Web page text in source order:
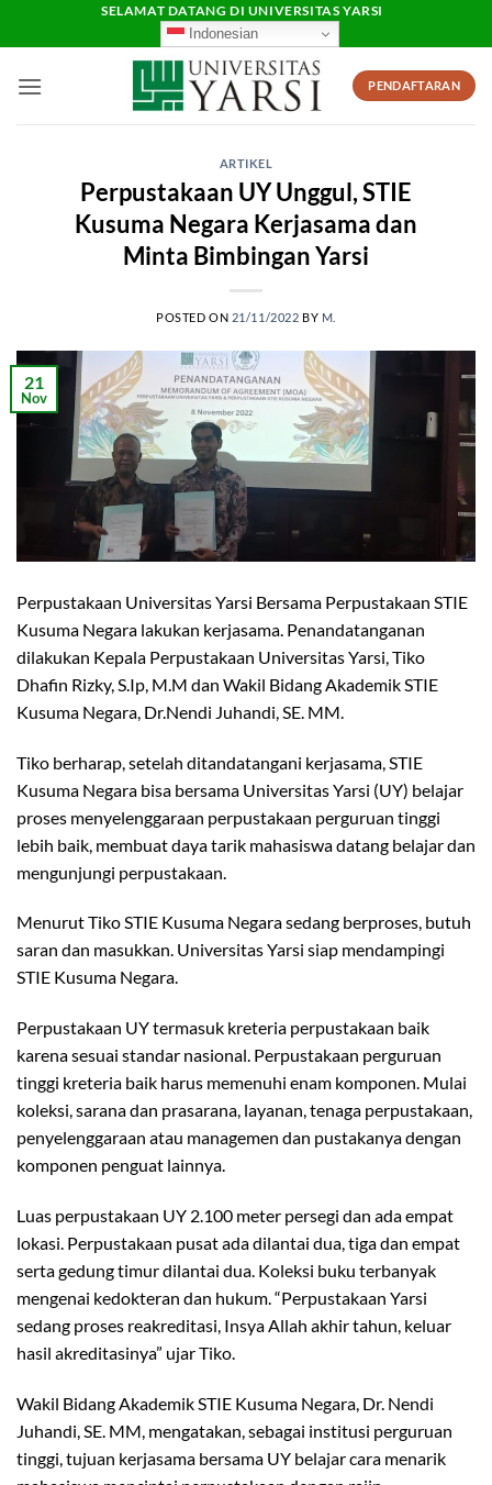
SELAMAT DATANG DI UNIVERSITAS YARSI
Indonesian
PENDAFTARAN
ARTIKEL
Perpustakaan UY Unggul, STIE
Kusuma Negara Kerjasama dan
Minta Bimbingan Yarsi
POSTED ON 21/11/2022 BY M.
21
Nov
Perpustakaan Universitas Yarsi Bersama Perpustakaan STIE
Kusuma Negara lakukan kerjasama. Penandatanganan
dilakukan Kepala Perpustakaan Universitas Yarsi, Tiko
Dhafin Rizky, S.Ip, M.M dan Wakil Bidang Akademik STIE
Kusuma Negara, Dr.Nendi Juhandi, SE. MM.
Tiko berharap, setelah ditandatangani kerjasama, STIE
Kusuma Negara bisa bersama Universitas Yarsi (UY) belajar
proses menyelenggaraan perpustakaan perguruan tinggi
lebih baik, membuat daya tarik mahasiswa datang belajar dan
mengunjungi perpustakaan.
Menurut Tiko STIE Kusuma Negara sedang berproses, butuh
saran dan masukkan. Universitas Yarsi siap mendampingi
STIE Kusuma Negara.
Perpustakaan UY termasuk kreteria perpustakaan baik
karena sesuai standar nasional. Perpustakaan perguruan
tinggi kreteria baik harus memenuhi enam komponen. Mulai
koleksi, sarana dan prasarana, layanan, tenaga perpustakaan,
penyelenggaraan atau managemen dan pustakanya dengan
komponen penguat lainnya.
Luas perpustakaan UY 2.100 meter persegi dan ada empat
lokasi. Perpustakaan pusat ada dilantai dua, tiga dan empat
serta gedung timur dilantai dua. Koleksi buku terbanyak
mengenai kedokteran dan hukum. “Perpustakaan Yarsi
sedang proses reakreditasi, Insya Allah akhir tahun, keluar
hasil akreditasinya” ujar Tiko.
Wakil Bidang Akademik STIE Kusuma Negara, Dr. Nendi
Juhandi, SE. MM, mengatakan, sebagai institusi perguruan
tinggi, tujuan kerjasama bersama UY belajar cara menarik